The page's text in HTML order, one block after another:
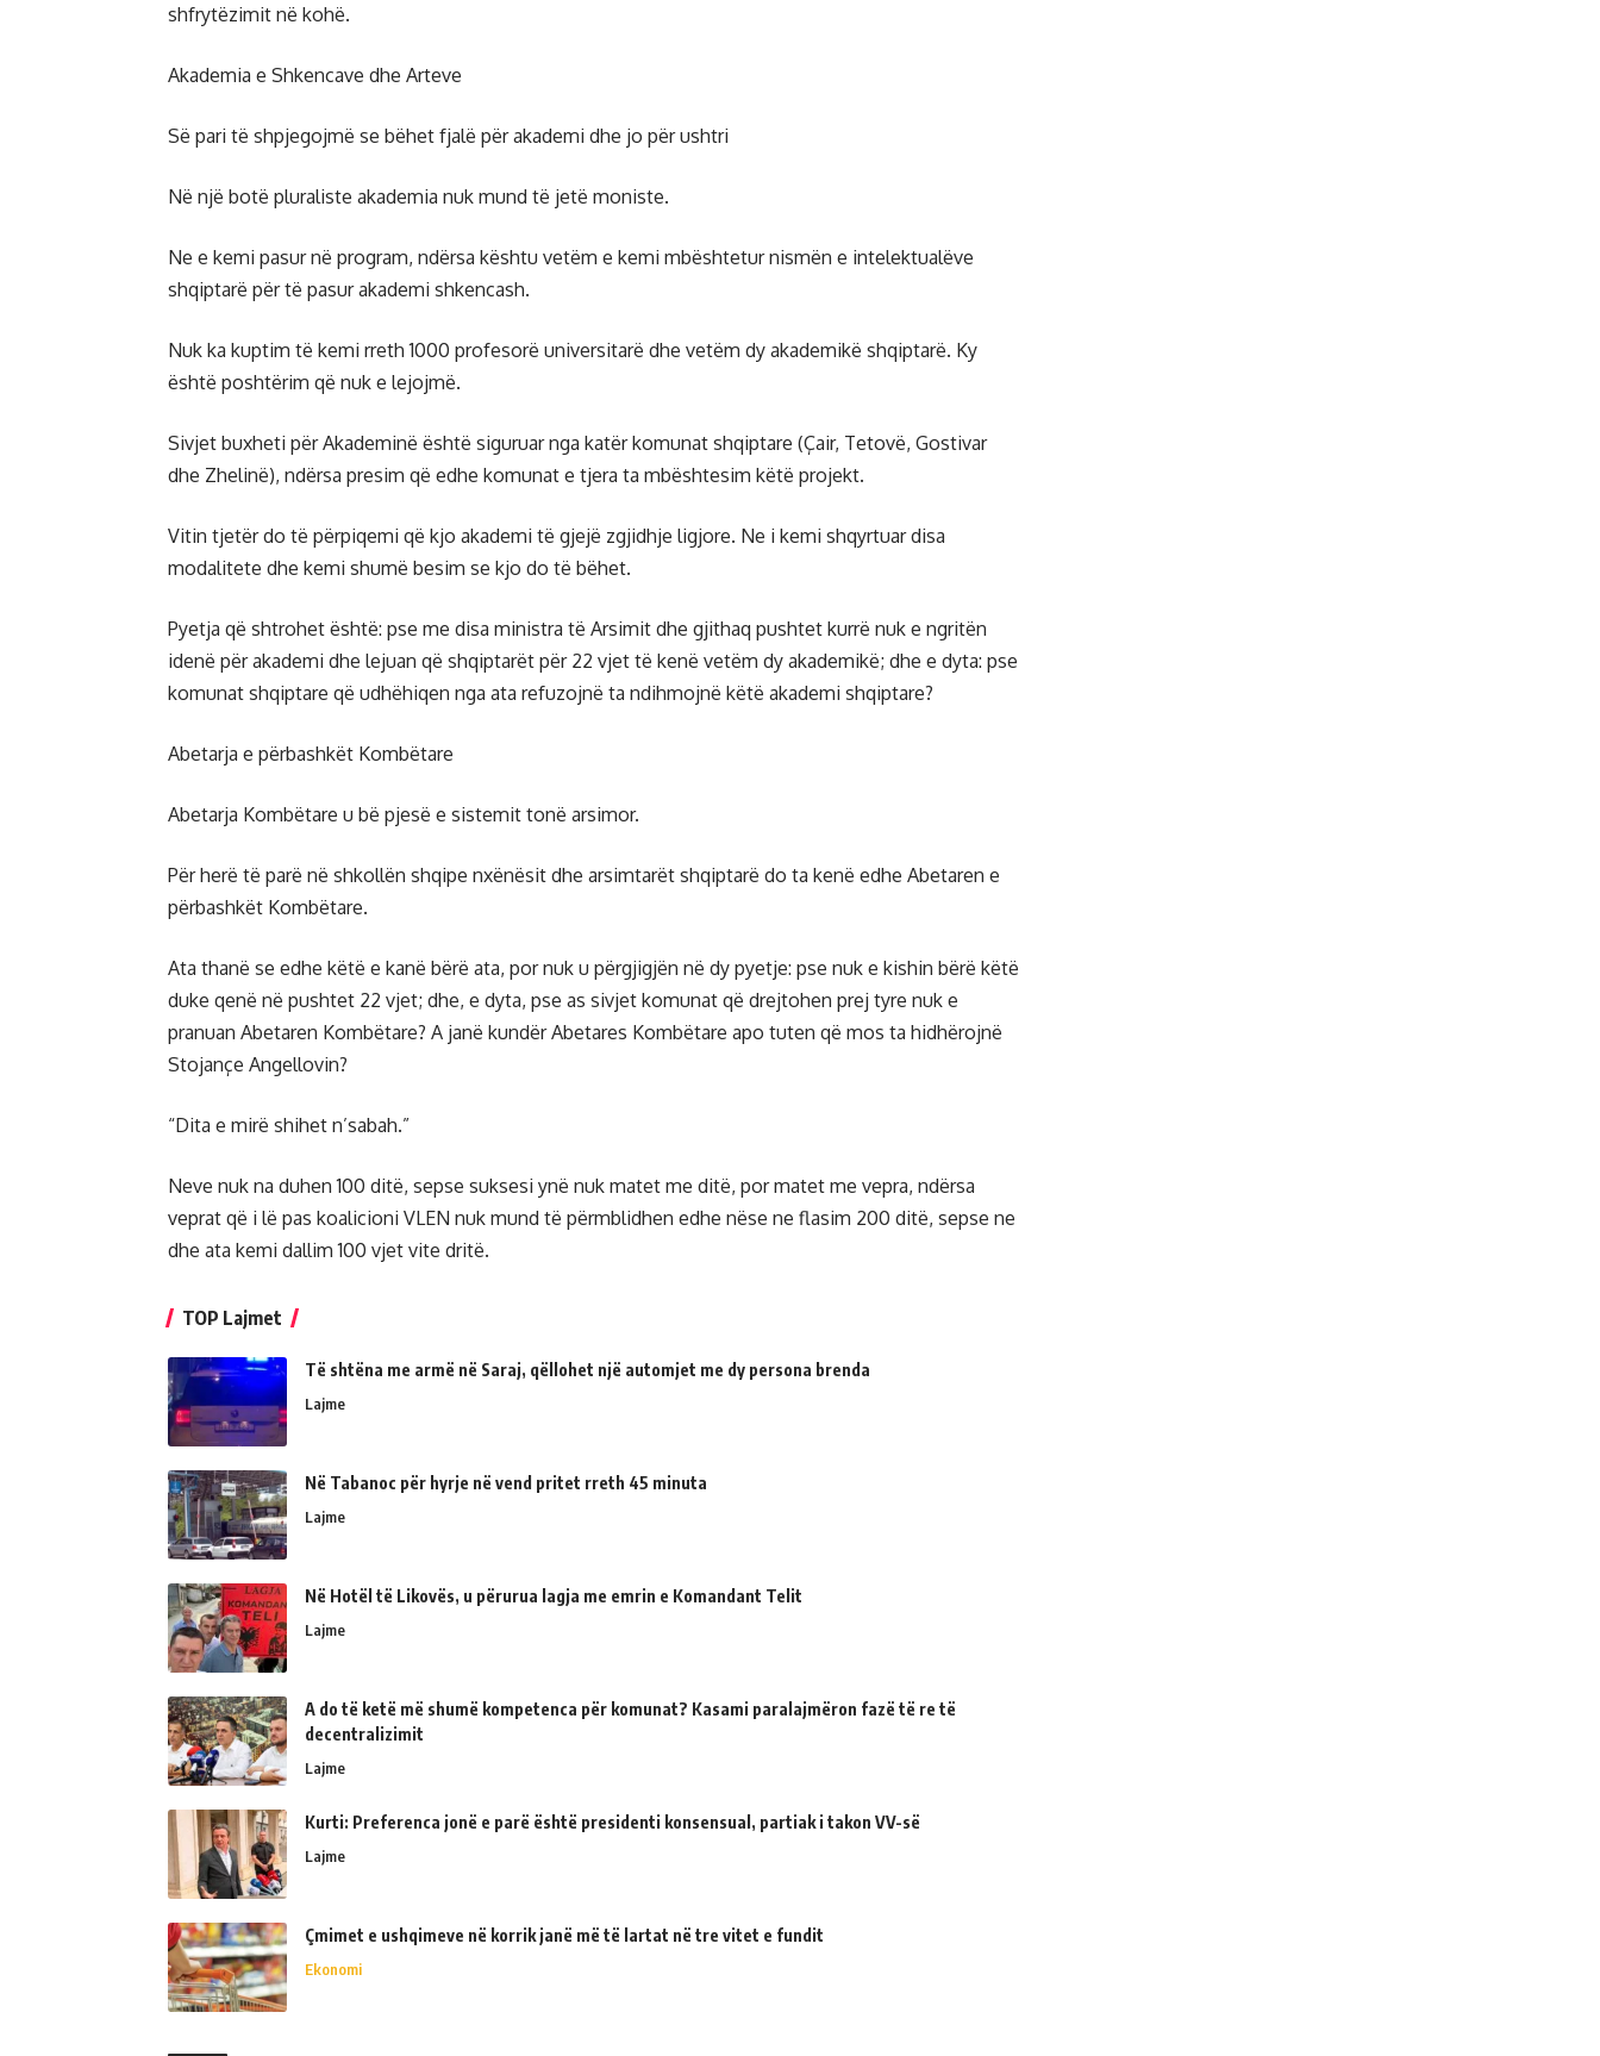
shfrytëzimit në kohë.
Akademia e Shkencave dhe Arteve
Së pari të shpjegojmë se bëhet fjalë për akademi dhe jo për ushtri
Në një botë pluraliste akademia nuk mund të jetë moniste.
Ne e kemi pasur në program, ndërsa kështu vetëm e kemi mbështetur nismën e intelektualëve
shqiptarë për të pasur akademi shkencash.
Nuk ka kuptim të kemi rreth 1000 profesorë universitarë dhe vetëm dy akademikë shqiptarë. Ky
është poshtërim që nuk e lejojmë.
Sivjet buxheti për Akademinë është siguruar nga katër komunat shqiptare (Çair, Tetovë, Gostivar
dhe Zhelinë), ndërsa presim që edhe komunat e tjera ta mbështesim këtë projekt.
Vitin tjetër do të përpiqemi që kjo akademi të gjejë zgjidhje ligjore. Ne i kemi shqyrtuar disa
modalitete dhe kemi shumë besim se kjo do të bëhet.
Pyetja që shtrohet është: pse me disa ministra të Arsimit dhe gjithaq pushtet kurrë nuk e ngritën
idenë për akademi dhe lejuan që shqiptarët për 22 vjet të kenë vetëm dy akademikë; dhe e dyta: pse
komunat shqiptare që udhëhiqen nga ata refuzojnë ta ndihmojnë këtë akademi shqiptare?
Abetarja e përbashkët Kombëtare
Abetarja Kombëtare u bë pjesë e sistemit tonë arsimor.
Për herë të parë në shkollën shqipe nxënësit dhe arsimtarët shqiptarë do ta kenë edhe Abetaren e
përbashkët Kombëtare.
Ata thanë se edhe këtë e kanë bërë ata, por nuk u përgjigjën në dy pyetje: pse nuk e kishin bërë këtë
duke qenë në pushtet 22 vjet; dhe, e dyta, pse as sivjet komunat që drejtohen prej tyre nuk e
pranuan Abetaren Kombëtare? A janë kundër Abetares Kombëtare apo tuten që mos ta hidhërojnë
Stojançe Angellovin?
“Dita e mirë shihet n’sabah.”
Neve nuk na duhen 100 ditë, sepse suksesi ynë nuk matet me ditë, por matet me vepra, ndërsa
veprat që i lë pas koalicioni VLEN nuk mund të përmblidhen edhe nëse ne flasim 200 ditë, sepse ne
dhe ata kemi dallim 100 vjet vite dritë.
TOP Lajmet
Të shtëna me armë në Saraj, qëllohet një automjet me dy persona brenda
Lajme
Në Tabanoc për hyrje në vend pritet rreth 45 minuta
Lajme
Në Hotël të Likovës, u përurua lagja me emrin e Komandant Telit
Lajme
A do të ketë më shumë kompetenca për komunat? Kasami paralajmëron fazë të re të
decentralizimit
Lajme
Kurti: Preferenca jonë e parë është presidenti konsensual, partiak i takon VV-së
Lajme
Çmimet e ushqimeve në korrik janë më të lartat në tre vitet e fundit
Ekonomi